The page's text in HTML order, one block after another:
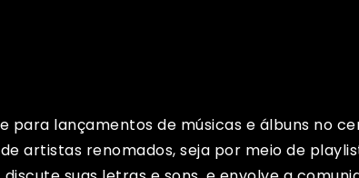
para lançamentos de músicas e álbuns no
artistas renomados, seja por meio de